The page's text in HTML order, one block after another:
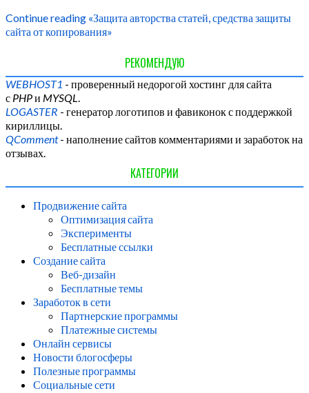
Continue reading «Защита авторства статей, средства защиты
сайта от копирования»
РЕКОМЕНДУЮ
WEBHOST1 - проверенный недорогой хостинг для сайта
с PHPи MYSQL
LOGASTER - генератор логотипов и фавиконок с поддержкой
кириллицы.
QComment- наполнение сайтов комментариями и заработок на
отзывах.
КАТЕГОРИИ
Продвижение сайта
Оптимизация сайта
Эксперименты
Бесплатные ссылки
Создание сайта
Веб-дизайн
Бесплатные темы
Заработок в сети
Партнерские программы
Платежные системы
Онлайн сервисы
Новости блогосферы
Полезные программы
Социальные сети